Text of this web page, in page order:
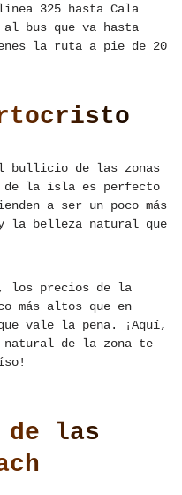
325 hasta Cala
bus que va hasta
la ruta a pie de 20
bullicio de las zonas
la isla es perfecto
a ser un poco más
la belleza natural que
los precios de la
más altos que en
vale la pena. ¡Aquí,
de la zona te
de las